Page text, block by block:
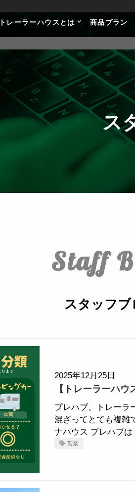
レーラーハウスとは 商品プラン
ス
Staff
スタッフブ
2025年12月25日
【トレーラーハウ
プレハブ、トレーラ
混ざってとても複雑
ナハウス プレハブ
営業